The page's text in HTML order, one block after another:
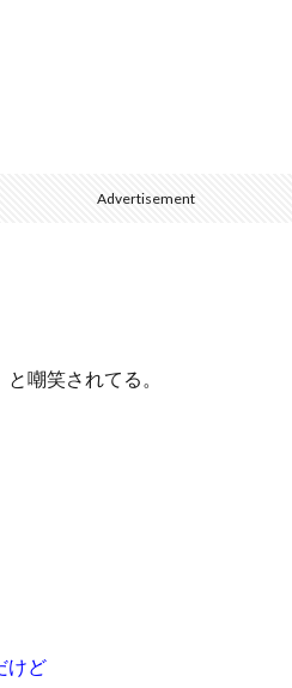
Advertisement
と嘲笑されてる。
けど